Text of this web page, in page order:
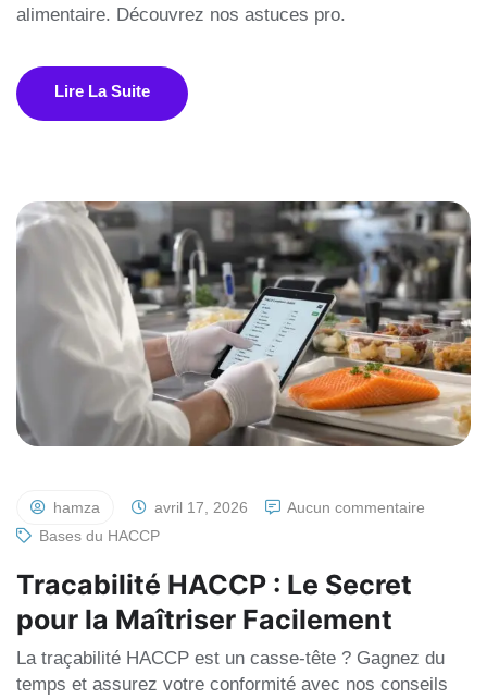
alimentaire. Découvrez nos astuces pro.
Lire La Suite
hamza avril 17, 2026
Aucun commentaire
Bases du HACCP
Tracabilité HACCP : Le Secret
pour la Maîtriser Facilement
La traçabilité HACCP est un casse-tête ? Gagnez du
temps et assurez votre conformité avec nos conseils